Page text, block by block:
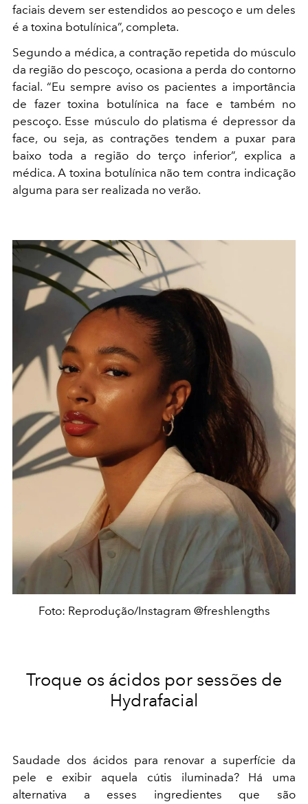
faciais devem ser estendidos ao pescoço e um deles
é a toxina botulínica”, completa.
Segundo a médica, a contração repetida do músculo
da região do pescoço, ocasiona a perda do contorno
facial. “Eu sempre aviso os pacientes a importância
de fazer toxina botulínica na face e também no
pescoço. Esse músculo do platisma é depressor da
face, ou seja, as contrações tendem a puxar para
baixo toda a região do terço inferior”, explica a
médica. A toxina botulínica não tem contra indicação
alguma para ser realizada no verão.
Foto: Reprodução/Instagram @freshlengths
Troque os ácidos por sessões de
Hydrafacial
Saudade dos ácidos para renovar a superfície da
pele e exibir aquela cútis iluminada? Há uma
alternativa a esses ingredientes que são